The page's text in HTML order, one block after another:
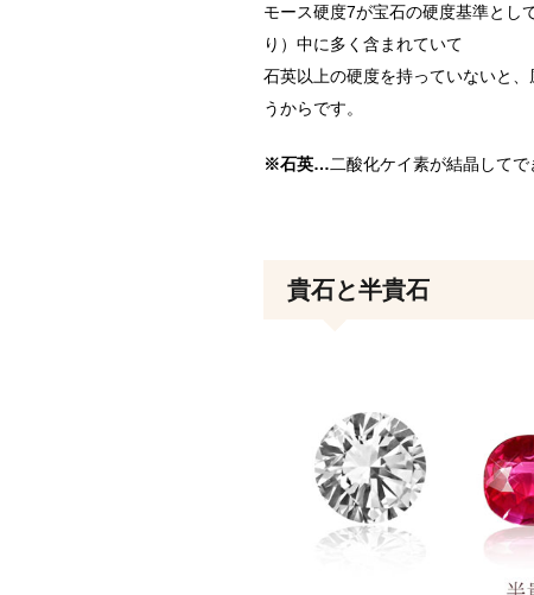
モース硬度7が宝石の硬度基準とし
り）中に多く含まれていて
石英以上の硬度を持っていないと
うからです。
※石英…二酸化ケイ素が結晶してで
貴石と半貴石